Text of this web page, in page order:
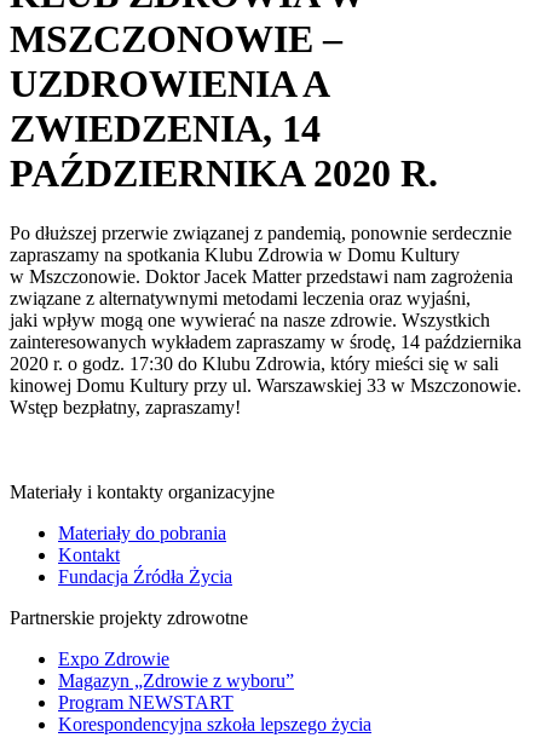
MSZCZONOWIE –
UZDROWIENIA A
ZWIEDZENIA, 14
PAŹDZIERNIKA 2020 R.
Po dłuższej przerwie związanej z pandemią, ponownie serdecznie
zapraszamy na spotkania Klubu Zdrowia w Domu Kultury
w Mszczonowie. Doktor Jacek Matter przedstawi nam zagrożenia
związane z alternatywnymi metodami leczenia oraz wyjaśni,
jaki wpływ mogą one wywierać na nasze zdrowie. Wszystkich
zainteresowanych wykładem zapraszamy w środę, 14 października
2020 r. o godz. 17:30 do Klubu Zdrowia, który mieści się w sali
kinowej Domu Kultury przy ul. Warszawskiej 33 w Mszczonowie.
Wstęp bezpłatny, zapraszamy!
Materiały i kontakty organizacyjne
Materiały do pobrania
Kontakt
Fundacja Źródła Życia
Partnerskie projekty zdrowotne
Expo Zdrowie
Magazyn „Zdrowie z wyboru”
Program NEWSTART
Korespondencyjna szkoła lepszego życia